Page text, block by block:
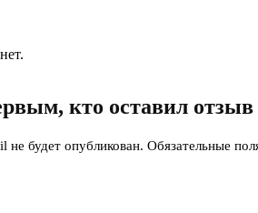
кто оставил
не будет опубликован. Обязательные